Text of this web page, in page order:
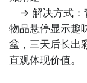
喵出法随什么时
→ 解决方式：
物品悬停显示趣
盆，三天后长出
直观体现价值。